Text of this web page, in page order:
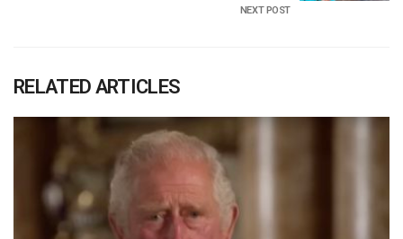
NEXT POST
RELATED ARTICLES